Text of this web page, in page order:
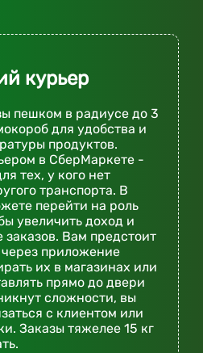
курьер
пешком в радиусе до 3
для удобства и
продуктов.
в СберМаркете -
тех, у кого нет
транспорта. В
перейти на роль
увеличить доход и
заказов. Вам предстоит
приложение
их в магазинах или
прямо до двери
сложности, вы
с клиентом или
Заказы тяжелее 15 кг